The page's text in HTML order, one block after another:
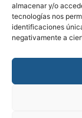
almacenar y/o
tecnologías nos
identificaciones
negativamente a